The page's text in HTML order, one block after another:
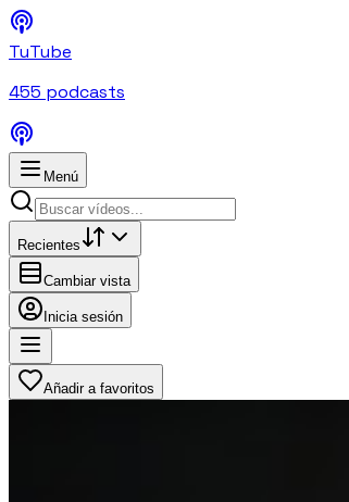
TuTube
455 podcasts
Menú
Recientes
Cambiar vista
Inicia sesión
Añadir a favoritos